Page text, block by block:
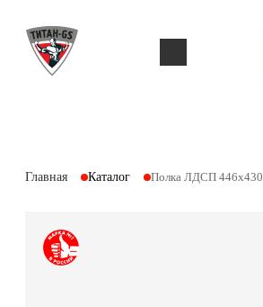
Главная Каталог Полка ЛДСП 446х430